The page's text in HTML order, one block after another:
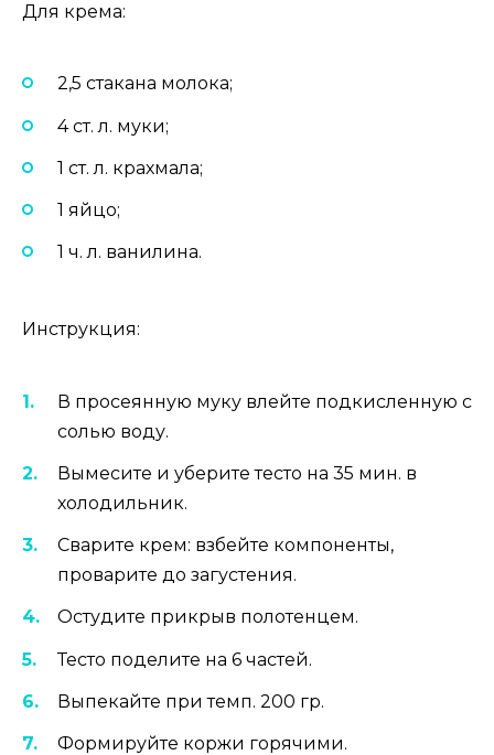
Для крема:
2,5 стакана молока;
4 ст. л. муки;
1 ст. л. крахмала;
1 яйцо;
1 ч. л. ванилина.
Инструкция:
В просеянную муку влейте подкисленную с
солью воду.
Вымесите и уберите тесто на 35 мин. в
холодильник.
Сварите крем: взбейте компоненты,
проварите до загустения.
Остудите прикрыв полотенцем.
Тесто поделите на 6 частей.
Выпекайте при темп. 200 гр.
Формируйте коржи горячими.